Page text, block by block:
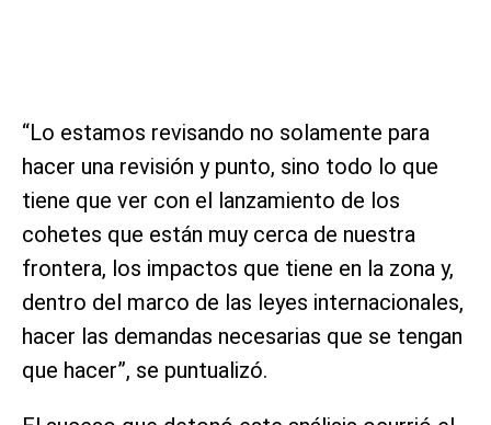
“Lo estamos revisando no solamente para
hacer una revisión y punto, sino todo lo que
tiene que ver con el lanzamiento de los
cohetes que están muy cerca de nuestra
frontera, los impactos que tiene en la zona y,
dentro del marco de las leyes internacionales,
hacer las demandas necesarias que se tengan
que hacer”, se puntualizó.